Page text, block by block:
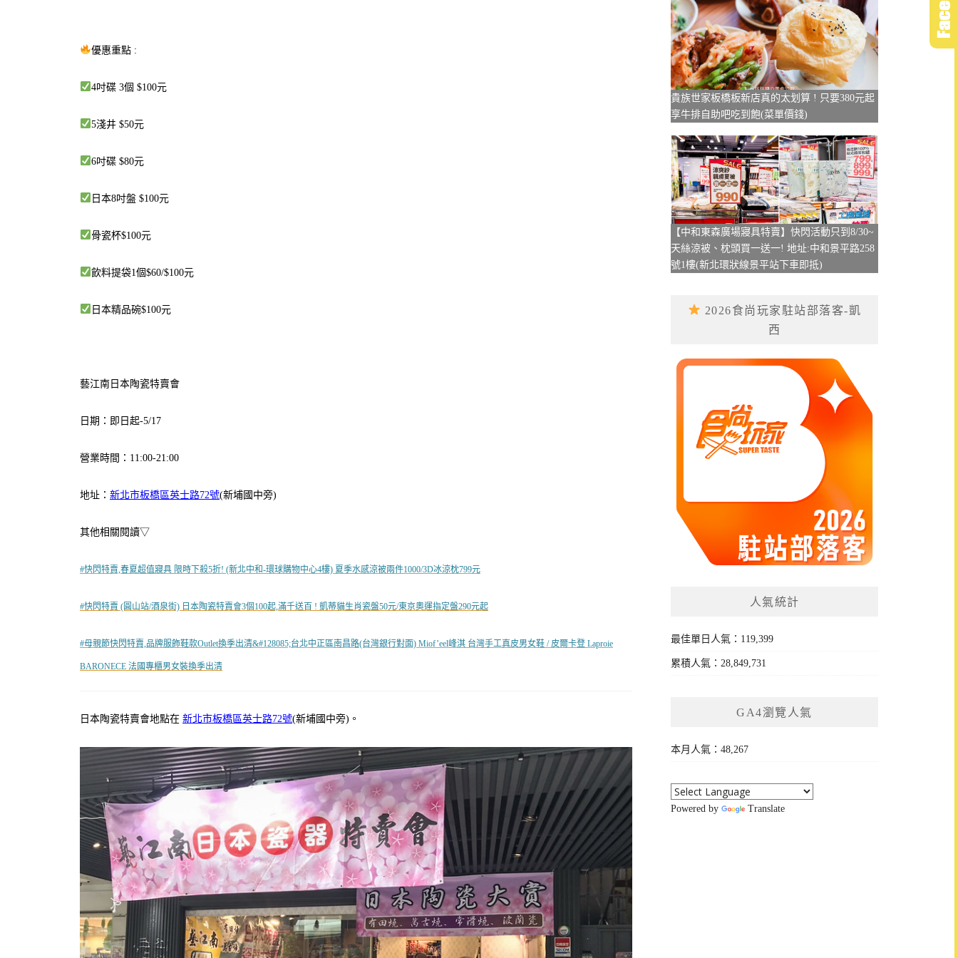
優惠重點 :
4吋碟 3個 $100元
5淺井 $50元
6吋碟 $80元
日本8吋盤 $100元
骨瓷杯$100元
飲料提袋1個$60/$100元
日本精品碗$100元
藝江南日本陶瓷特賣會
日期：即日起-5/17
營業時間：11:00-21:00
地址： 新北市板橋區英士路72號(新埔國中旁)
其他相關閱讀▽
#快閃特賣,春夏超值寢具 限時下殺5折! (新北中和-環球購物中心4樓) 夏季水感涼被兩件1000/3D冰涼枕799元
#快閃特賣 (圓山站/酒泉街) 日本陶瓷特賣會3個100起,滿千送百 ! 凱蒂貓生肖瓷盤50元/東京奧運指定盤290元起
#母親節快閃特賣,品牌服飾鞋款Outlet換季出清&#128085;台北中正區南昌路(台灣銀行對面) Miof’eel峰淇 台灣手工真皮男女鞋 / 皮爾卡登 Laproie
BARONECE 法國專櫃男女裝換季出清
日本陶瓷特賣會地點在 新北市板橋區英士路72號(新埔國中旁)。
貴族世家板橋板新店真的太划算 ! 只要380元起
享牛排自助吧吃到飽(菜單價錢)
【中和東森廣場寢具特賣】快閃活動只到8/30~
天絲涼被、枕頭買一送一! 地址:中和景平路258
號1樓(新北環狀線景平站下車即抵)
2026食尚玩家駐站部落客-凱
西
人氣統計
最佳單日人氣：119,399
累積人氣：28,849,731
GA4瀏覽人氣
本月人氣：48,267
Powered by Translate